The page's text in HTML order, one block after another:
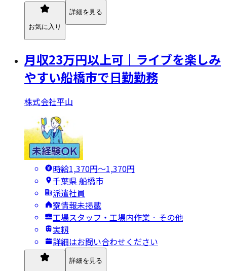
お気に入り
詳細を見る
月収23万円以上可｜ライブを楽しみ
やすい船橋市で日勤勤務
株式会社平山
時給1,370円〜1,370円
千葉県 船橋市
派遣社員
寮情報未掲載
工場スタッフ・工場内作業 · その他
実籾
詳細はお問い合わせください
詳細を見る